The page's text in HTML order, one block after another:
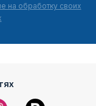
на обработку своих